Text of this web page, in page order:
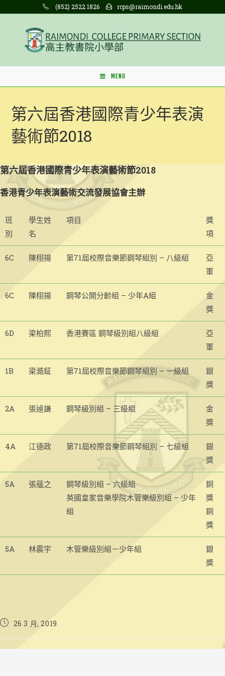
content
(852) 2522 1826 rcps@raimondi.edu.hk
MENU
第六屆香港國際青少年表演
藝術節2018
第六屆香港國際青少年表演藝術節2018
香港青少年表演藝術交流發展協會主辦
班
別
學生姓
名
項目
獎
項
6C 陳栩揚 第71屆校際音樂節鋼琴組別 – 八級組
亞
軍
6C 陳栩揚 鋼琴公開分齡組 – 少年A組
金
獎
6D 梁柏熙 香港賽區 鋼琴級別組八級組
亞
軍
1B 梁澔鉦 第71屆校際音樂節鋼琴組別 – 一級組
銀
獎
2A 張逴謙 鋼琴級別組 – 三級組
金
獎
4A 江德政 第71屆校際音樂節鋼琴組別 – 七級組
銀
獎
5A 張蘊之
鋼琴級別組 – 六級組
英國皇家音樂學院木管樂級別組 – 少年
組
銅
獎
銅
獎
5A 林震宇 木管樂級別組－少年組
銀
獎
Post26 3 月, 2019